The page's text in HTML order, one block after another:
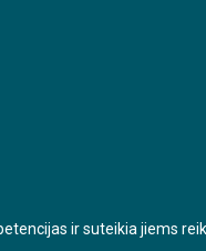
ir suteikia jiems